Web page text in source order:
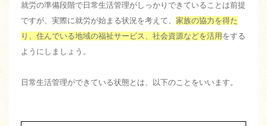
就労の準備段階で日常生活管理がしっかりできていることは前提
ですが、実際に就労が始まる状況を考えて、 家族の協力を得た
り、住んでいる地域の福祉サービス、社会資源などを活用 をする
ようにしましょう。
日常生活管理ができている状態とは、以下のことをいいます。